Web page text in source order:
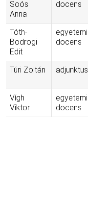
Soós
Anna
docens
Tóth-
Bodrogi
Edit
egyetemi
docens
Túri Zoltán adjunktus
Vígh
Viktor
egyetemi
docens